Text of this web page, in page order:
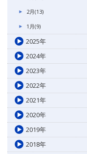
2月(13)
1月(9)
2025年
2024年
2023年
2022年
2021年
2020年
2019年
2018年